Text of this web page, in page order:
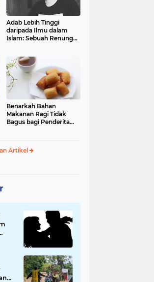
Adab Lebih Tinggi
daripada Ilmu dalam
Islam: Sebuah Renungan
Benarkah Bahan
Makanan Ragi Tidak
Bagus bagi Penderita
Artikel